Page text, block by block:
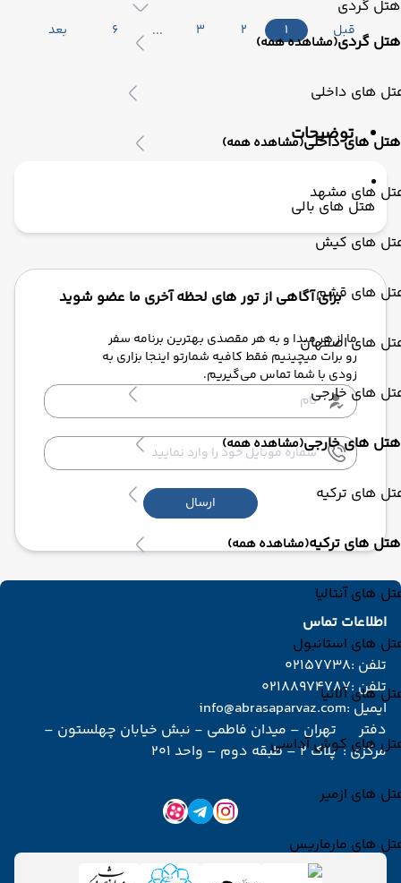
هتل گردی
هتل گردی(مشاهده همه)
های داخلی
هتل های داخلی(مشاهده همه)
های مشهد
های کیش
های قشم
های اصفهان
های خارجی
هتل های خارجی(مشاهده همه)
های ترکیه
هتل های ترکیه(مشاهده همه)
های آنتالیا
های استانبول
های آلانیا
های کوش آداسی
های ازمیر
های مارماریس
قبل 1
2
3
6 بعد
توضیحات
هتل های بالی
برای آگاهی از تور های لحظه آخری ما عضو شوید
ما از هر مبدا و به هر مقصدی بهترین برنامه سفر
رو برات میچینیم فقط کافیه شمارتو اینجا بزاری به
زودی با شما تماس می‌گیریم.
ارسال
اطلاعات تماس
تلفن :02157738
تلفن :02188974787
ایمیل :info@abrasaparvaz.com
دفتر
مرکزی :
تهران – میدان فاطمی - نبش خیابان چهلستون –
پلاک 2 – طبقه دوم – واحد 201